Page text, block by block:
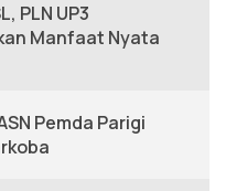
PLN UP3
Manfaat Nyata
Pemda Parigi